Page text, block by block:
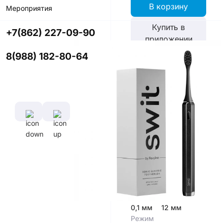
Мероприятия
+7(862) 227-09-90
8(988) 182-80-64
В корзину
Купить в
приложении
со скидкой
Характеристики
Время полной
зарядки
Диаметр
щетины,
мм
0,1 мм
щетины,
12 мм
Режим